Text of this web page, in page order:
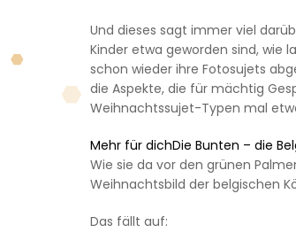
Und dieses sagt immer viel
Kinder etwa geworden sind, wie
schon wieder ihre Fotosujets
die Aspekte, die für mächtig
Weihnachtssujet-Typen mal
Mehr für dichDie Bunten – die
Wie sie da vor den grünen
Weihnachtsbild der belgischen
Das fällt auf: